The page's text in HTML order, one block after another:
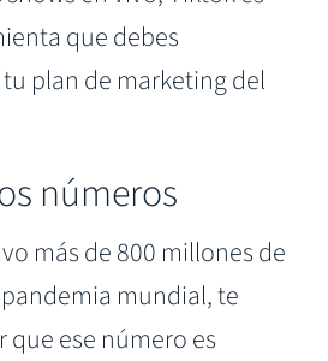
que debes
plan de marketing del
números
más de 800 millones de
mundial, te
que ese número es